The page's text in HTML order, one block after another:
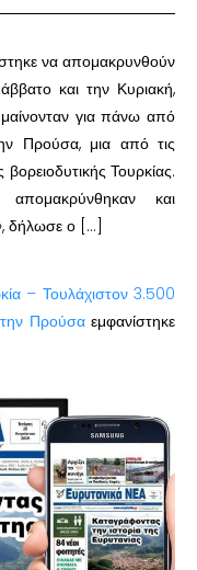
να απομακρυνθούν
και την Κυριακή,
για πάνω από
Προύσα, μια από τις
βορειοδυτικής Τουρκίας.
και
δήλωσε ο […]
– Τουλάχιστον 3.500
Προύσαεμφανίστηκε